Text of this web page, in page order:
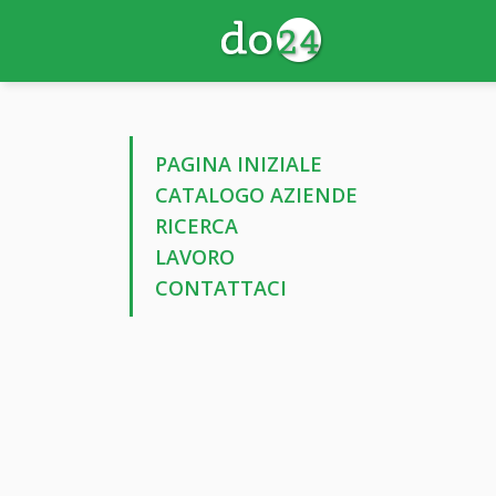
PAGINA INIZIALE
CATALOGO AZIENDE
RICERCA
LAVORO
CONTATTACI